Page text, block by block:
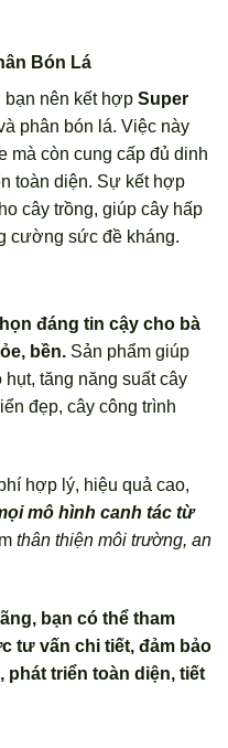
Bón Lá
bạn nên kết hợp Super
phân bón lá. Việc này
mà còn cung cấp đủ dinh
toàn diện. Sự kết hợp
cây trồng, giúp cây hấp
cường sức đề kháng.
đáng tin cậy cho bà
bền. Sản phẩm giúp
tăng năng suất cây
đẹp, cây công trình
hợp lý, hiệu quả cao,
mô hình canh tác từ
thân thiện môi trường, an
bạn có thể tham
tư vấn chi tiết, đảm bảo
phát triển toàn diện, tiết